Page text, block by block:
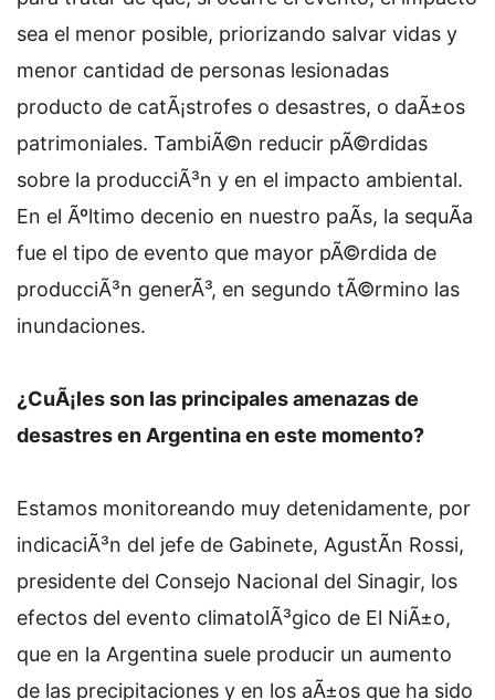
sea el menor posible, priorizando salvar vidas y
menor cantidad de personas lesionadas
producto de catÃ¡strofes o desastres, o daÃ±os
patrimoniales. TambiÃ©n reducir pÃ©rdidas
sobre la producciÃ³n y en el impacto ambiental.
En el Ãºltimo decenio en nuestro paÃ­s, la sequÃ­a
fue el tipo de evento que mayor pÃ©rdida de
producciÃ³n generÃ³, en segundo tÃ©rmino las
inundaciones.
¿CuÃ¡les son las principales amenazas de
desastres en Argentina en este momento?
Estamos monitoreando muy detenidamente, por
indicaciÃ³n del jefe de Gabinete, AgustÃ­n Rossi,
presidente del Consejo Nacional del Sinagir, los
efectos del evento climatolÃ³gico de El NiÃ±o,
que en la Argentina suele producir un aumento
de las precipitaciones y en los aÃ±os que ha sido